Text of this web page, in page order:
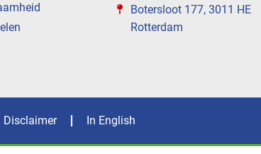
Botersloot 177, 3011 HE
Rotterdam
Disclaimer In English